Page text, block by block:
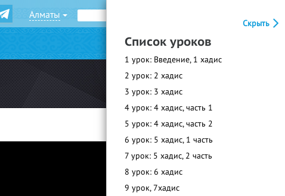
Алматы
Войти | Регистрация
Скрыть
Список уроков
1 урок: Введение, 1 хадис
2 урок: 2 хадис
3 урок: 3 хадис
4 урок: 4 хадис, часть 1
5 урок: 4 хадис, часть 2
6 урок: 5 хадис, 1 часть
7 урок: 5 хадис, 2 часть
8 урок: 6 хадис
9 урок, 7хадис